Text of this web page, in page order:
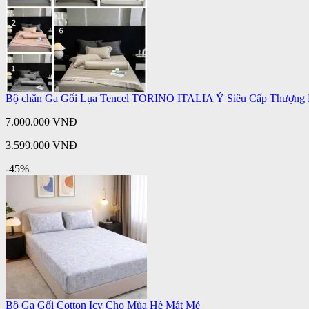
Bộ chăn Ga Gối Lụa Tencel TORINO ITALIA Ý Siêu Cấp Thượng
7.000.000 VNĐ
3.599.000 VNĐ
-45%
Bộ Ga Gối Cotton Icy Cho Mùa Hè Mát Mẻ